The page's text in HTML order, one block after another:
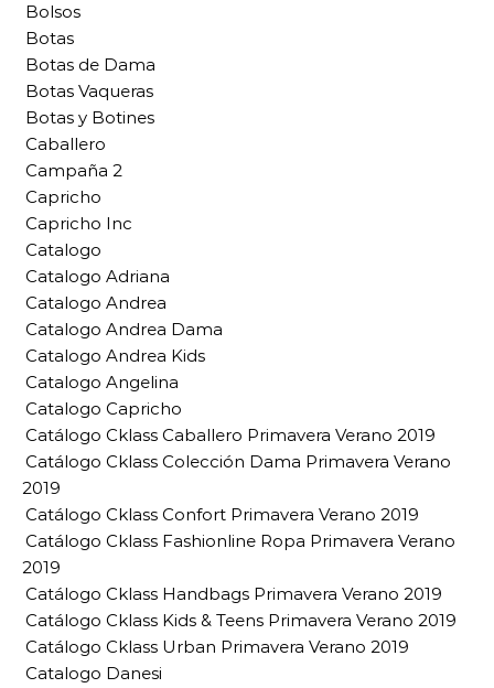
Bolsos
Botas
Botas de Dama
Botas Vaqueras
Botas y Botines
Caballero
Campaña 2
Capricho
Capricho Inc
Catalogo
Catalogo Adriana
Catalogo Andrea
Catalogo Andrea Dama
Catalogo Andrea Kids
Catalogo Angelina
Catalogo Capricho
Catálogo Cklass Caballero Primavera Verano 2019
Catálogo Cklass Colección Dama Primavera Verano
2019
Catálogo Cklass Confort Primavera Verano 2019
Catálogo Cklass Fashionline Ropa Primavera Verano
2019
Catálogo Cklass Handbags Primavera Verano 2019
Catálogo Cklass Kids & Teens Primavera Verano 2019
Catálogo Cklass Urban Primavera Verano 2019
Catalogo Danesi